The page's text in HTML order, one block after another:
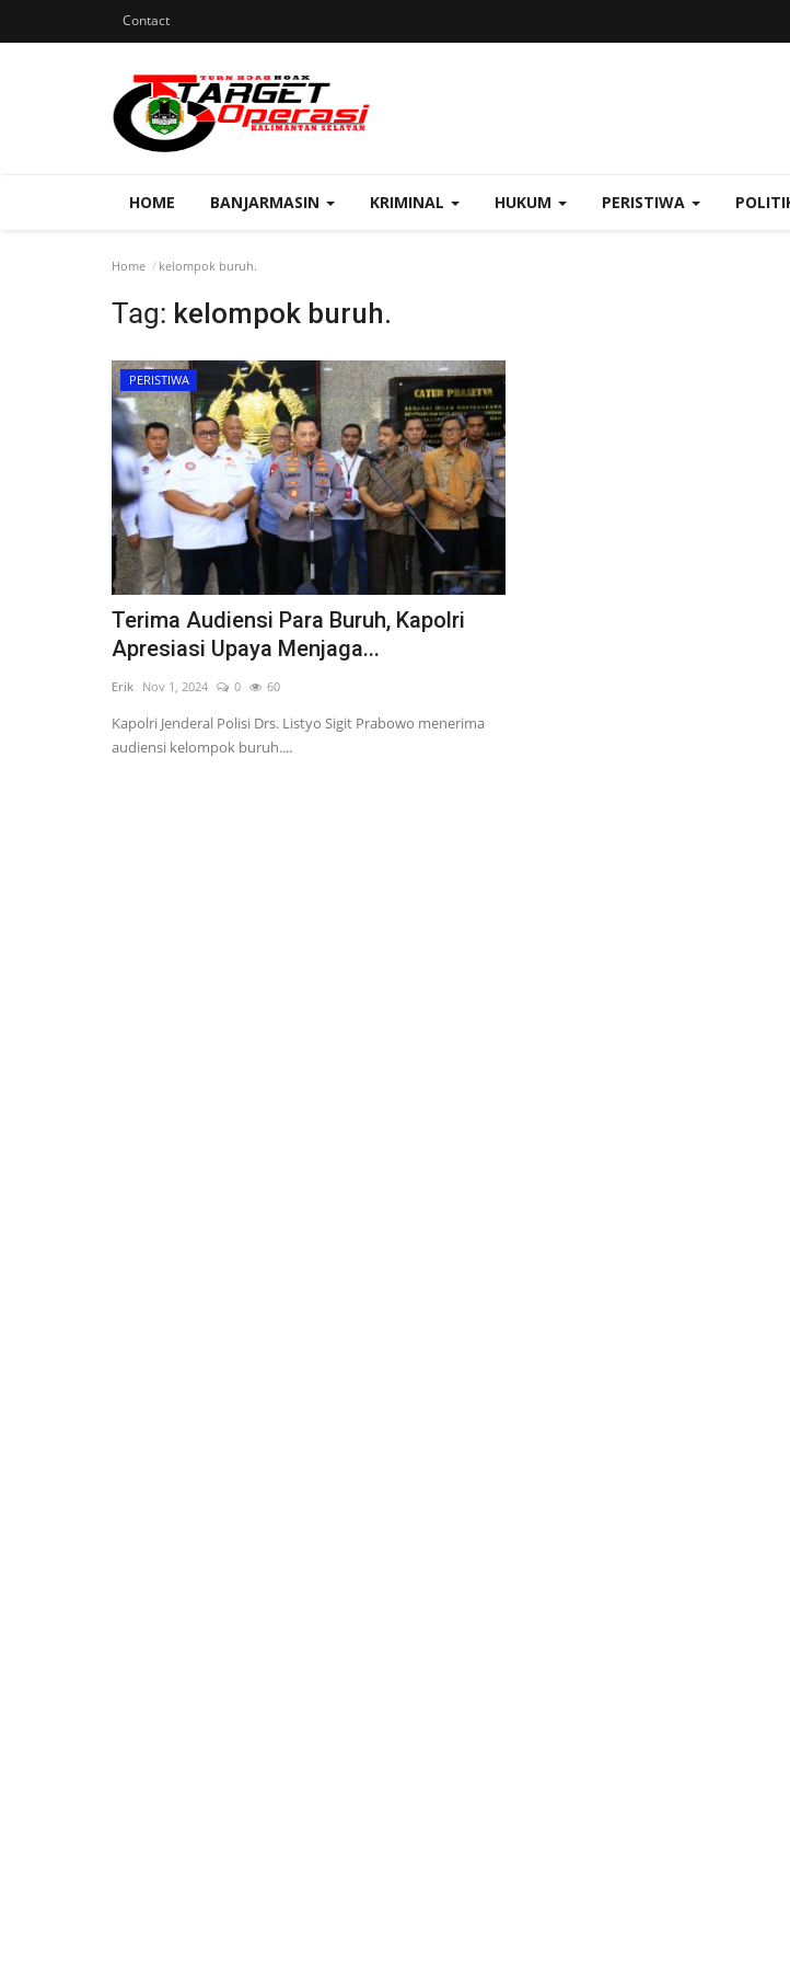
Contact
HOME BANJARMASIN KRIMINAL HUKUM PERISTIWA
Home kelompok buruh.
Tag: kelompok buruh.
PERISTIWA
Terima Audiensi Para Buruh, Kapolri
Apresiasi Upaya Menjaga...
Erik Nov 1, 2024 0 60
Kapolri Jenderal Polisi Drs. Listyo Sigit Prabowo menerima
audiensi kelompok buruh....